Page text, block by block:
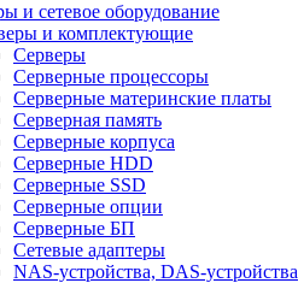
и сетевое оборудование
и комплектующие
Серверы
Серверные процессоры
Серверные материнские платы
Серверная память
Серверные корпуса
Серверные HDD
Серверные SSD
Серверные опции
Серверные БП
Сетевые адаптеры
NAS-устройства, DAS-устройства